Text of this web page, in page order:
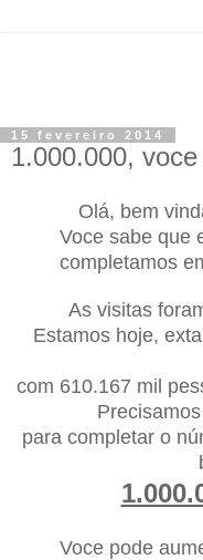
15 fevereiro 2014
1.000.000,
Olá, bem
Voce sabe que
completamos
As visitas
Estamos hoje,
com 610.167 mil
P
para completar o
Voce pode